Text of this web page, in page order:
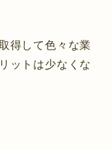
得して色々な業
ットは少なくな